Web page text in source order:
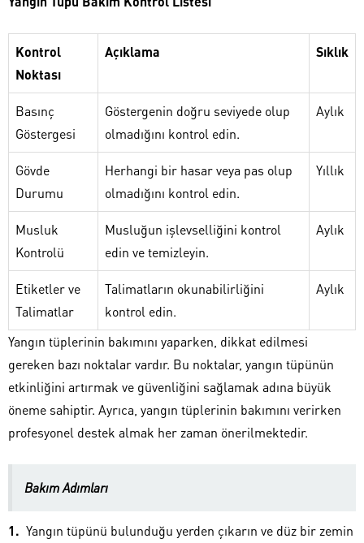
Kontrol
Noktası
Açıklama Sıklık
Basınç
Göstergesi
Göstergenin doğru seviyede olup
olmadığını kontrol edin.
Aylık
Gövde
Durumu
Herhangi bir hasar veya pas olup
olmadığını kontrol edin.
Yıllık
Musluk
Kontrolü
Musluğun işlevselliğini kontrol
edin ve temizleyin.
Aylık
Etiketler ve
Talimatlar
Talimatların okunabilirliğini
kontrol edin.
Aylık
Yangın tüplerinin bakımını yaparken, dikkat edilmesi
gereken bazı noktalar vardır. Bu noktalar, yangın tüpünün
etkinliğini artırmak ve güvenliğini sağlamak adına büyük
öneme sahiptir. Ayrıca, yangın tüplerinin bakımını verirken
profesyonel destek almak her zaman önerilmektedir.
Bakım Adımları
Yangın tüpünü bulunduğu yerden çıkarın ve düz bir zemin